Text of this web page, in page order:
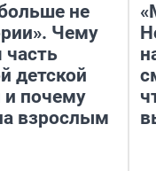
не
Чему
часть
детской
почему
взрослым